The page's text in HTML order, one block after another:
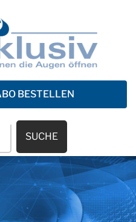
BESTELLEN
SUCHE